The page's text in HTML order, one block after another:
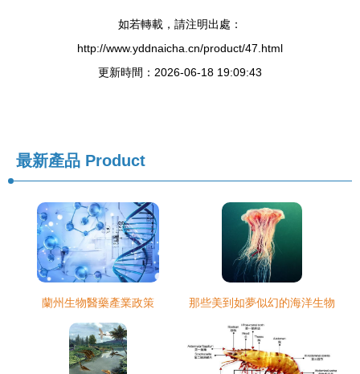
如若轉載，請注明出處：
http://www.yddnaicha.cn/product/47.html
更新時間：2026-06-18 19:09:43
最新產品 Product
蘭州生物醫藥產業政策 那些美到如夢似幻的海洋生物